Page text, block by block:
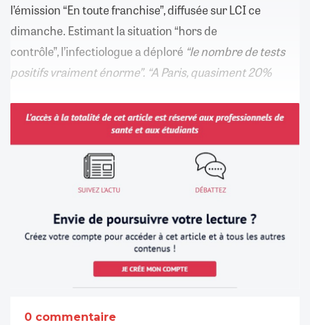
l’émission “En toute franchise”, diffusée sur LCI ce
dimanche. Estimant la situation “hors de
contrôle”, l’infectiologue a déploré “le nombre de tests
positifs vraiment énorme”. “A Paris, quasiment 20%
0 commentaire